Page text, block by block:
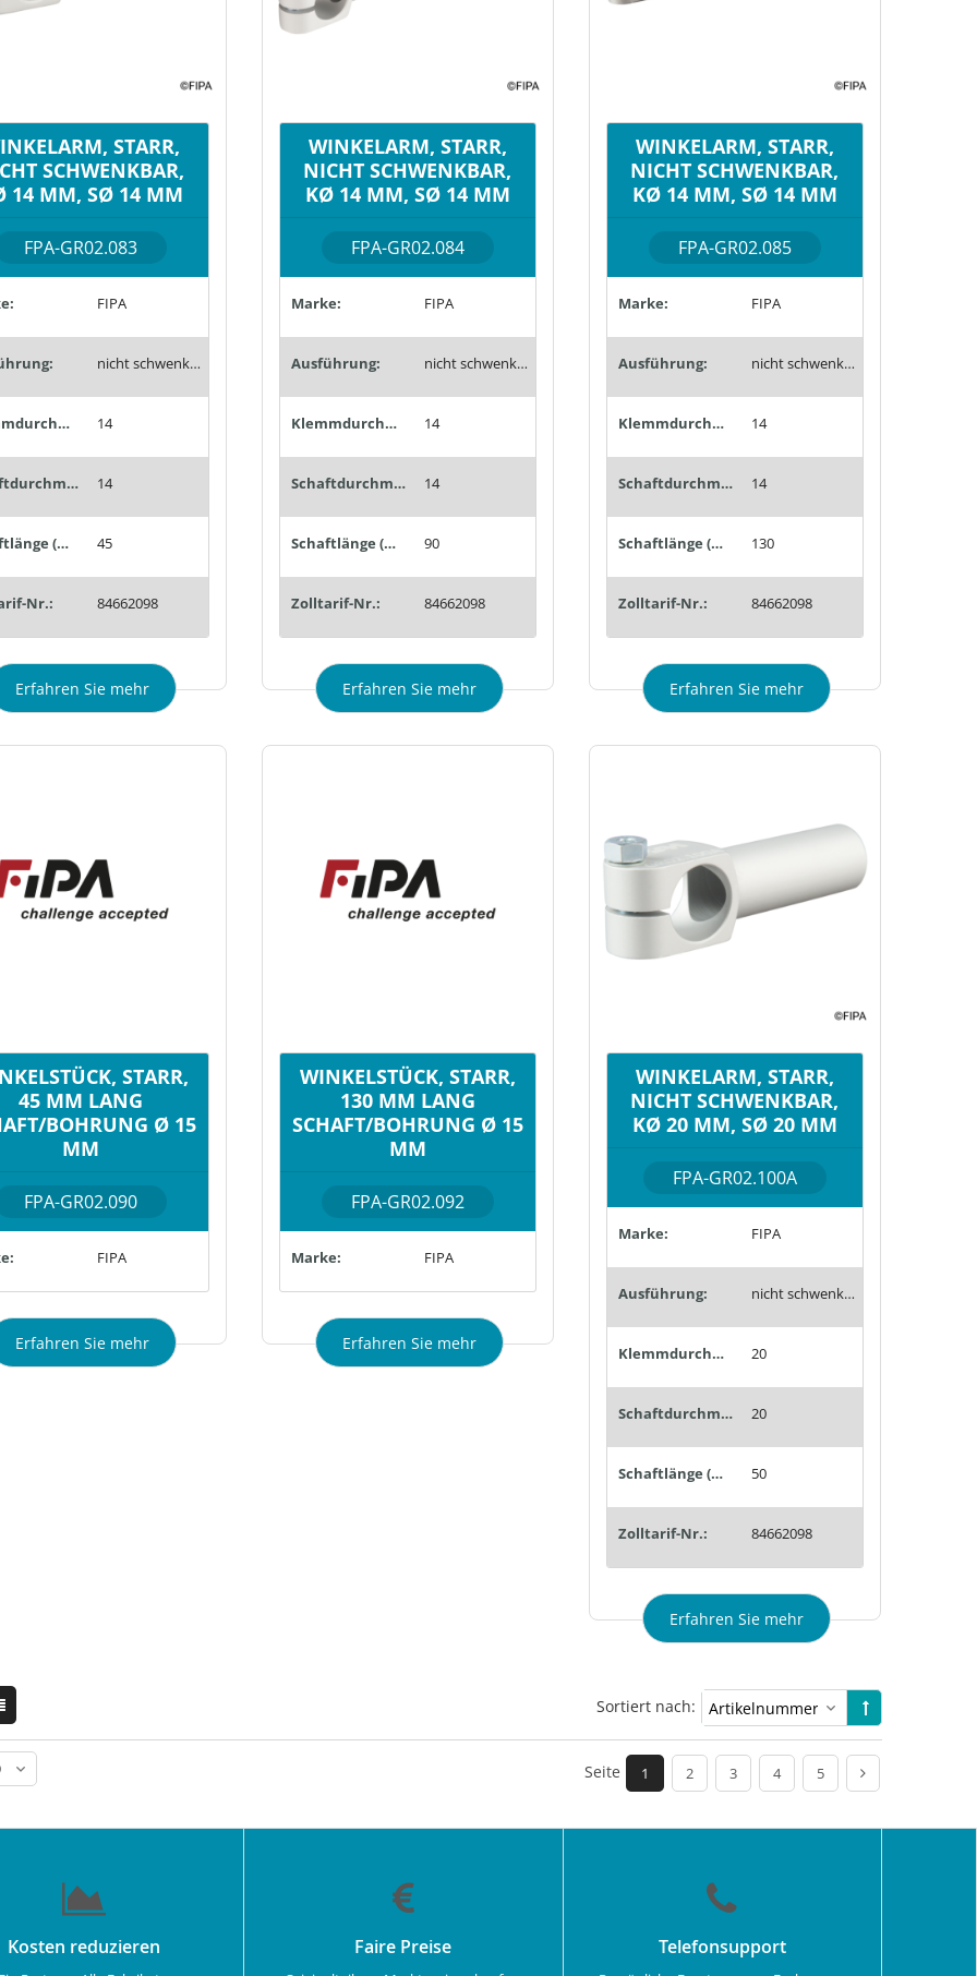
STARR,
SCHWENKBAR,
14 MM, SØ 14 MM
FPA-GR02.083
FIPA
nicht schwenkbar
Klemmdurchmesser (mm): 14
Schaftdurchmesser (mm): 14
Schaftlänge (mm): 45
Nr.: 84662098
Erfahren Sie mehr
WINKELARM, STARR,
NICHT SCHWENKBAR,
KØ 14 MM, SØ 14 MM
FPA-GR02.084
Marke: FIPA
Ausführung: nicht schwenkbar
Klemmdurchmesser (mm): 14
Schaftdurchmesser (mm): 14
Schaftlänge (mm): 90
Zolltarif-Nr.: 84662098
Erfahren Sie mehr
WINKELARM, STARR,
NICHT SCHWENKBAR,
KØ 14 MM, SØ 14 MM
FPA-GR02.085
Marke: FIPA
Ausführung: nicht schwenkbar
Klemmdurchmesser (mm): 14
Schaftdurchmesser (mm): 14
Schaftlänge (mm): 130
Zolltarif-Nr.: 84662098
Erfahren Sie mehr
STARR,
45 MM LANG
BOHRUNG Ø 15
MM
FPA-GR02.090
FIPA
Erfahren Sie mehr
WINKELSTÜCK, STARR,
130 MM LANG
SCHAFT/BOHRUNG Ø 15
MM
FPA-GR02.092
Marke: FIPA
Erfahren Sie mehr
WINKELARM, STARR,
NICHT SCHWENKBAR,
KØ 20 MM, SØ 20 MM
FPA-GR02.100A
Marke: FIPA
Ausführung: nicht schwenkbar
Klemmdurchmesser (mm): 20
Schaftdurchmesser (mm): 20
Schaftlänge (mm): 50
Zolltarif-Nr.: 84662098
Erfahren Sie mehr
Sortiert nach:
Seite 1 2 3 4 5
Kosten reduzieren Faire Preise Telefonsupport